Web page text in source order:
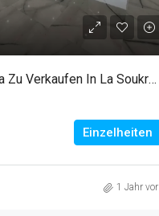
Doppelhaushälfte Villa Zu Verkaufen In La Soukra, Chotrana 3
Einzelheiten
1 Jahr vor